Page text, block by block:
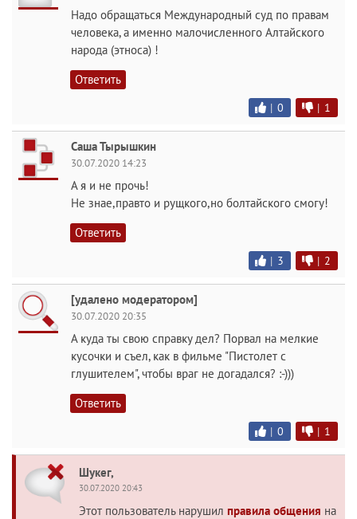
Надо обращаться Международный суд по правам
человека, а именно малочисленного Алтайского
народа (этноса) !
Ответить
| 0 | 1
Саша Тырышкин
30.07.2020 14:23
А я и не прочь!
Не знае,правто и рущкого,но болтайского смогу!
Ответить
| 3 | 2
[удалено модератором]
30.07.2020 20:35
А куда ты свою справку дел? Порвал на мелкие
кусочки и съел, как в фильме "Пистолет с
глушителем", чтобы враг не догадался? :-)))
Ответить
| 0 | 1
Шукег,
30.07.2020 20:43
Этот пользователь нарушил правила общения на